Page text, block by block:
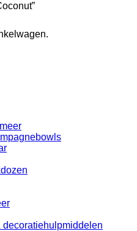
decoratiehulpmiddelen